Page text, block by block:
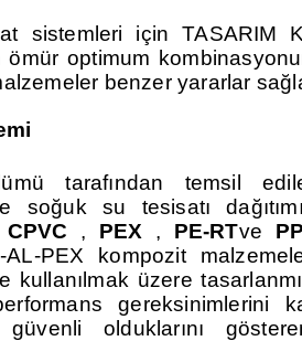
sistemleri için TASARIM
ömür optimum
benzer yararlar
tarafından temsil
soğuk su tesisatı
CPVC , PEX , PE-RTve
AL-PEX kompozit
kullanılmak üzere
gereksinimlerini
olduklarını